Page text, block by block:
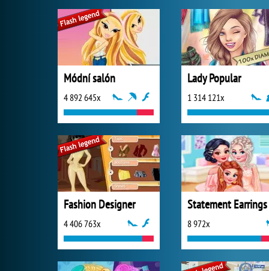
Módní salón
4 892 645x
Lady Popular
1 314 121x
Fashion Designer
4 406 763x 8 972x